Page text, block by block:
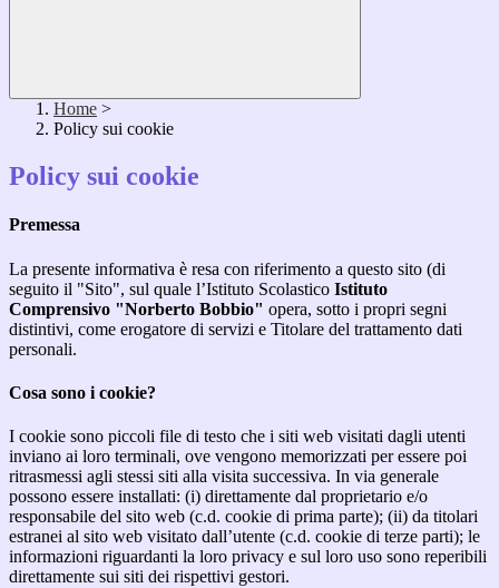
Home >
Policy sui cookie
Policy sui cookie
Premessa
La presente informativa è resa con riferimento a questo sito (di
seguito il "Sito", sul quale l’Istituto Scolastico Istituto
Comprensivo "Norberto Bobbio" opera, sotto i propri segni
distintivi, come erogatore di servizi e Titolare del trattamento dati
personali.
Cosa sono i cookie?
I cookie sono piccoli file di testo che i siti web visitati dagli utenti
inviano ai loro terminali, ove vengono memorizzati per essere poi
ritrasmessi agli stessi siti alla visita successiva. In via generale
possono essere installati: (i) direttamente dal proprietario e/o
responsabile del sito web (c.d. cookie di prima parte); (ii) da titolari
estranei al sito web visitato dall’utente (c.d. cookie di terze parti); le
informazioni riguardanti la loro privacy e sul loro uso sono reperibili
direttamente sui siti dei rispettivi gestori.